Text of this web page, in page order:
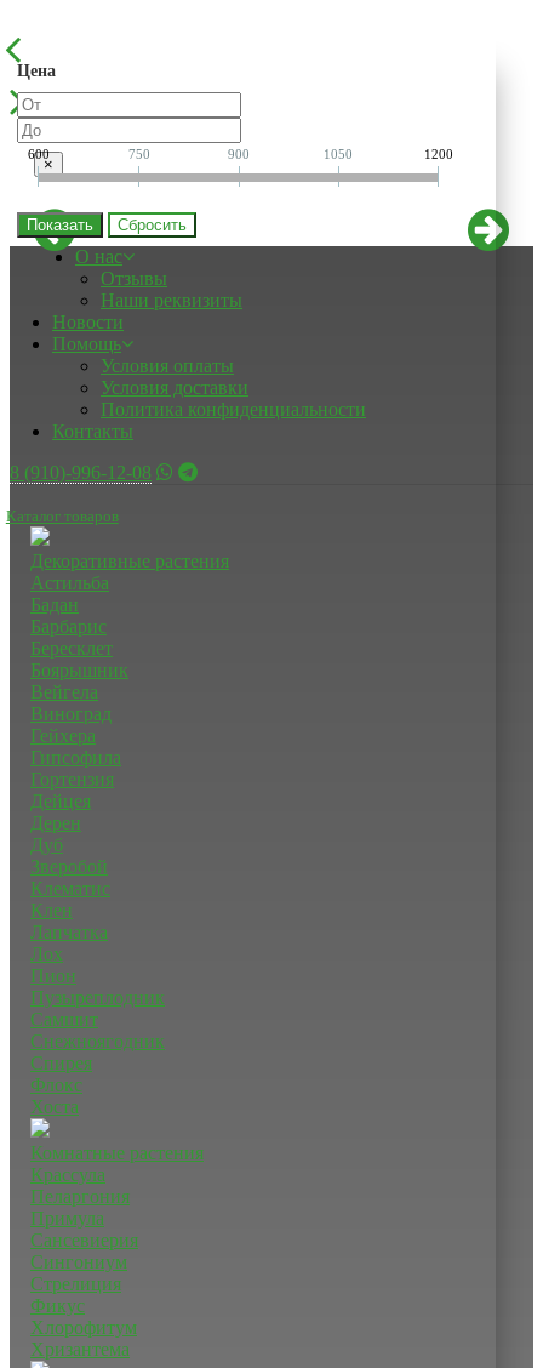
×
О нас
Отзывы
Наши реквизиты
Новости
Помощь
Условия оплаты
Условия доставки
Политика конфиденциальности
Контакты
8 (910)-996-12-08
Каталог товаров
Декоративные растения
Астильба
Бадан
Барбарис
Бересклет
Боярышник
Вейгела
Виноград
Гейхера
Гипсофила
Гортензия
Дейцея
Дерен
Дуб
Зверобой
Клематис
Клен
Лапчатка
Лох
Пион
Пузыреплодник
Самшит
Снежноягодник
Спирея
Флокс
Хоста
Комнатные растения
Крассула
Пеларгония
Примула
Сансевиерия
Сингониум
Стрелиция
Фикус
Хлорофитум
Хризантема
Цена
600 750 900 1050 1200
Показать